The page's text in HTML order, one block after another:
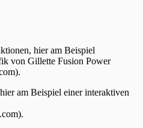
am Beispiel einer interaktiven